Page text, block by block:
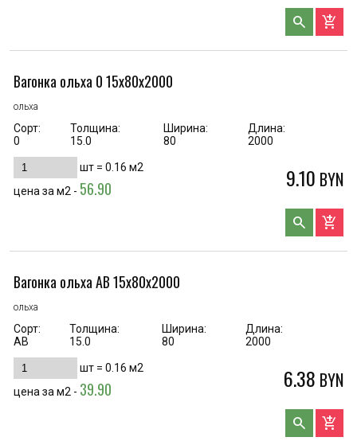
search add_shopping_cart
Вагонка ольха 0 15х80х2000
ольха
Сорт:
0
Толщина:
15.0
Ширина:
80
Длина:
2000
шт = 0.16 м2
цена за м2 - 56.90 9.10 BYN
search add_shopping_cart
Вагонка ольха AB 15х80х2000
ольха
Сорт:
AB
Толщина:
15.0
Ширина:
80
Длина:
2000
шт = 0.16 м2
цена за м2 - 39.90 6.38 BYN
search add_shopping_cart